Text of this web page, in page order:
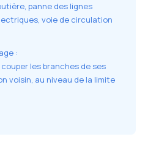
panne des lignes
voie de circulation
:
les branches de ses
voisin, au niveau de la limite